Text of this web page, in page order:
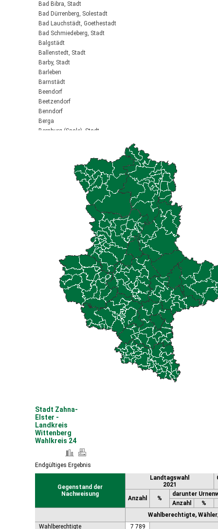
Bad Bibra, Stadt
Bad Dürrenberg, Solestadt
Bad Lauchstädt, Goethestadt
Bad Schmiedeberg, Stadt
Balgstädt
Ballenstedt, Stadt
Barby, Stadt
Barleben
Barnstädt
Beendorf
Beetzendorf
Benndorf
Berga
Bernburg (Saale), Stadt
Bitterfeld-Wolfen, Stadt
Blankenburg (Harz), Stadt
Brücken-Hackpfüffel
Bülstringen
Burg, Stadt
Burgstall
Calbe (Saale), Stadt
Coswig (Anhalt), Stadt
Eilsleben
Eisleben, Lutherstadt
Elbe-Parey
Elsteraue
Falkenstein/Harz, Stadt
Farnstädt
Finneland
Gardelegen, Hansestadt
Stadt Zahna-
Elster -
Landkreis
Wittenberg
Wahlkreis 24
Endgültiges Ergebnis
Gegenstand der
Nachweisung
Landtagswahl
2021
Anzahl %
darunter
Anzahl
%
Wahlberechtigte,
Wahlberechtigte
7 789